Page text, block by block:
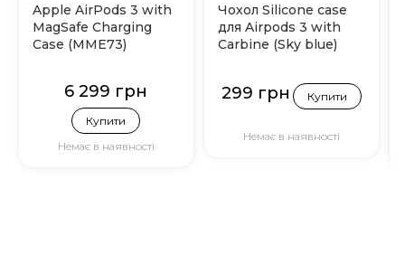
Apple AirPods 3 with
MagSafe Charging
Case (MME73)
6 299 грн
Купити
Немає в наявності
Чохол Silicone case
для Airpods 3 with
Carbine (Sky blue)
299 грн Купити
Немає в наявності